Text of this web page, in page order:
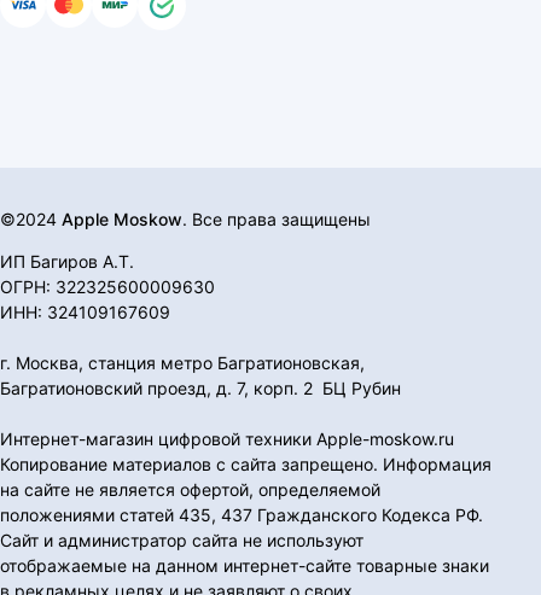
©2024 Apple Moskow. Все права защищены
ИП Багиров А.Т.
ОГРН: 322325600009630
ИНН: 324109167609
г. Москва, станция метро Багратионовская,
Багратионовский проезд, д. 7, корп. 2 БЦ Рубин
Интернет-магазин цифровой техники Apple-moskow.ru
Копирование материалов с сайта запрещено. Информация
на сайте не является офертой, определяемой
положениями статей 435, 437 Гражданского Кодекса РФ.
Сайт и администратор сайта не используют
отображаемые на данном интернет-сайте товарные знаки
в рекламных целях и не заявляют о своих